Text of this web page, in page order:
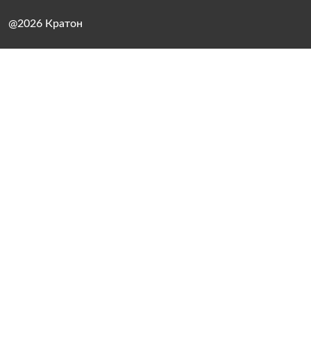
@2026 Кратон